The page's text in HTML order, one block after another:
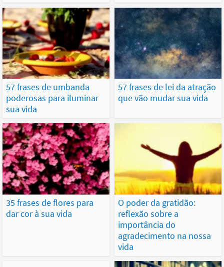
57 frases de umbanda
poderosas para iluminar
sua vida
57 frases de lei da atração
que vão mudar sua vida
35 frases de flores para
dar cor à sua vida
O poder da gratidão:
reflexão sobre a
importância do
agradecimento na nossa
vida